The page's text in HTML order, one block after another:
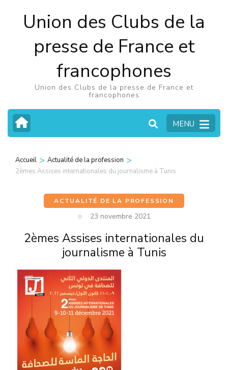
Union des Clubs de la
presse de France et
francophones
Union des Clubs de la presse de France et
francophones
MENU
Accueil > Actualité de la profession >
2èmes Assises internationales du journalisme à Tunis
ACTUALITÉ DE LA PROFESSION
23 novembre 2021
2èmes Assises internationales du
journalisme à Tunis